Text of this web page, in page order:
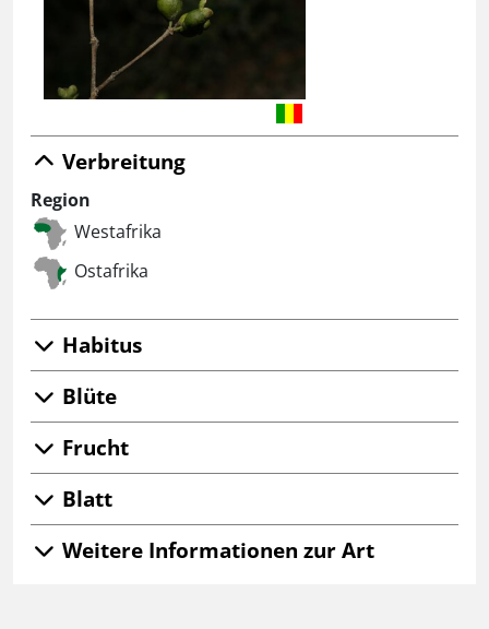
Verbreitung
Region
Westafrika
Ostafrika
Habitus
Blüte
Frucht
Blatt
Weitere Informationen zur Art